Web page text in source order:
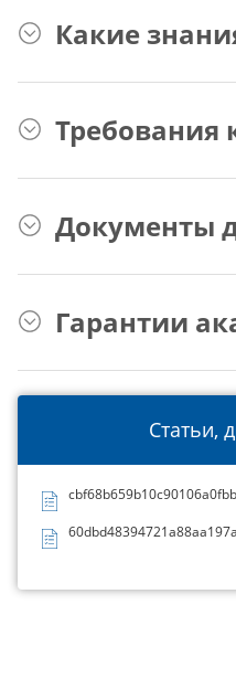
Статьи,
Какие
Требования
Документы
Гарантии